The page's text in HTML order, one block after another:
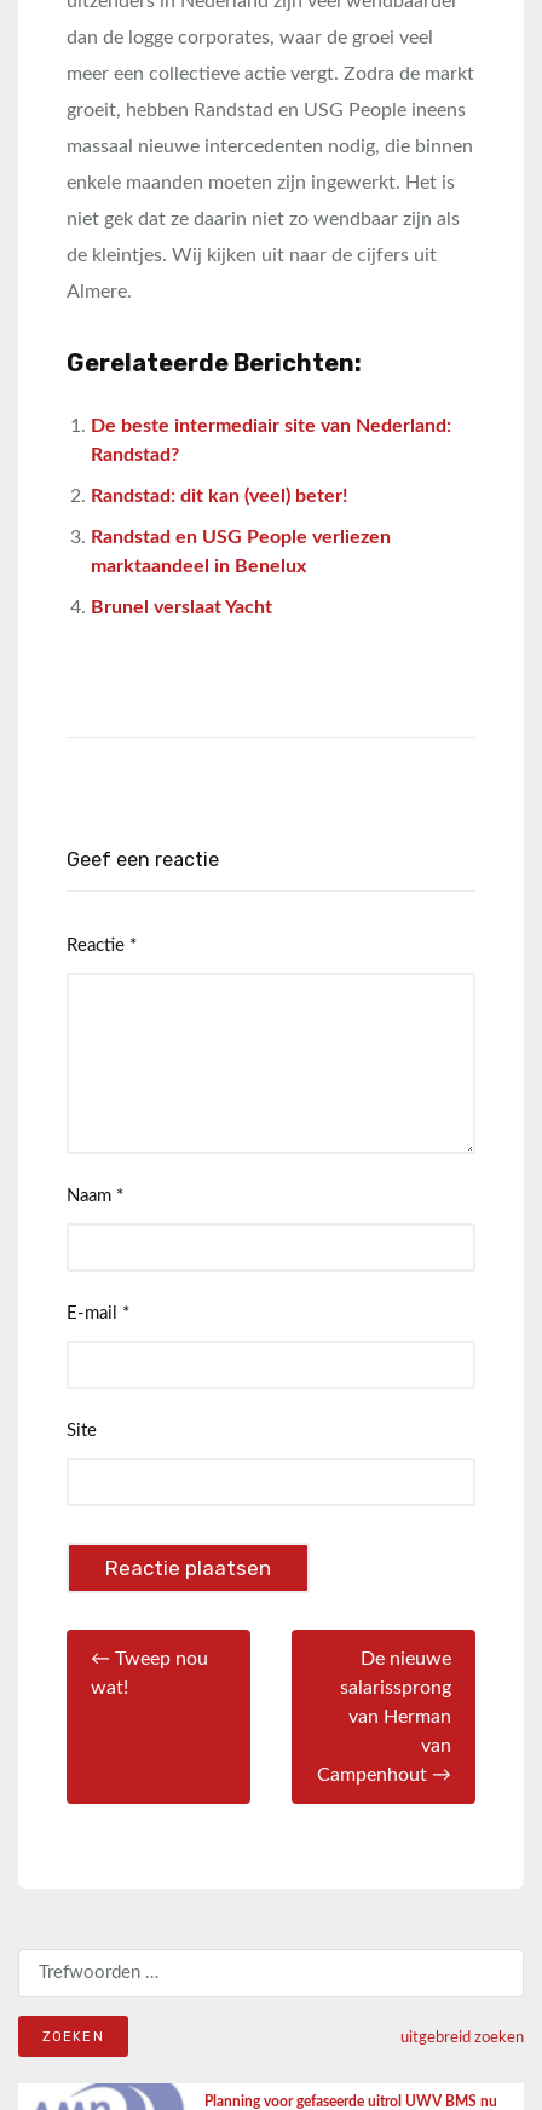
dan de logge corporates, waar de groei veel
meer een collectieve actie vergt. Zodra de markt
groeit, hebben Randstad en USG People ineens
massaal nieuwe intercedenten nodig, die binnen
enkele maanden moeten zijn ingewerkt. Het is
niet gek dat ze daarin niet zo wendbaar zijn als
de kleintjes. Wij kijken uit naar de cijfers uit
Almere.
Gerelateerde Berichten:
De beste intermediair site van Nederland:
Randstad?
Randstad: dit kan (veel) beter!
Randstad en USG People verliezen
marktaandeel in Benelux
Brunel verslaat Yacht
Geef een reactie
Reactie *
Naam *
E-mail *
Site
← Tweep nou
wat!
De nieuwe
salarissprong
van Herman
van
Campenhout →
Zoeken naar:
uitgebreid zoeken
Planning voor gefaseerde uitrol UWV BMS nu